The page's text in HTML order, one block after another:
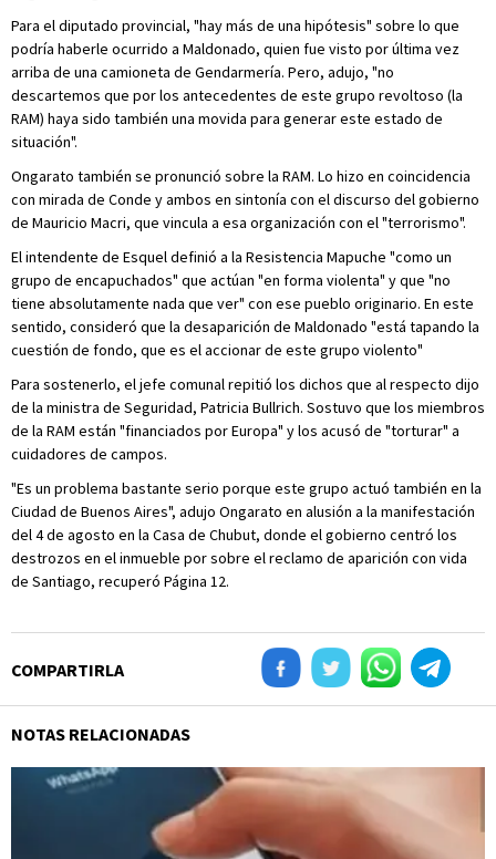
Para el diputado provincial, "hay más de una hipótesis" sobre lo que
podría haberle ocurrido a Maldonado, quien fue visto por última vez
arriba de una camioneta de Gendarmería. Pero, adujo, "no
descartemos que por los antecedentes de este grupo revoltoso (la
RAM) haya sido también una movida para generar este estado de
situación".
Ongarato también se pronunció sobre la RAM. Lo hizo en coincidencia
con mirada de Conde y ambos en sintonía con el discurso del gobierno
de Mauricio Macri, que vincula a esa organización con el "terrorismo".
El intendente de Esquel definió a la Resistencia Mapuche "como un
grupo de encapuchados" que actúan "en forma violenta" y que "no
tiene absolutamente nada que ver" con ese pueblo originario. En este
sentido, consideró que la desaparición de Maldonado "está tapando la
cuestión de fondo, que es el accionar de este grupo violento"
Para sostenerlo, el jefe comunal repitió los dichos que al respecto dijo
de la ministra de Seguridad, Patricia Bullrich. Sostuvo que los miembros
de la RAM están "financiados por Europa" y los acusó de "torturar" a
cuidadores de campos.
"Es un problema bastante serio porque este grupo actuó también en la
Ciudad de Buenos Aires", adujo Ongarato en alusión a la manifestación
del 4 de agosto en la Casa de Chubut, donde el gobierno centró los
destrozos en el inmueble por sobre el reclamo de aparición con vida
de Santiago, recuperó Página 12.
COMPARTIRLA
NOTAS RELACIONADAS